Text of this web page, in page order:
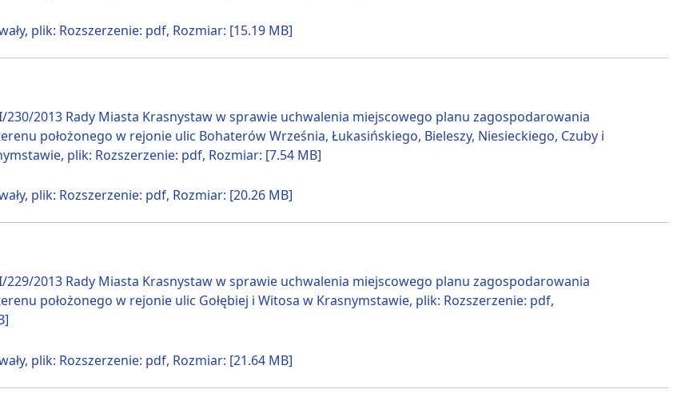
plik: Rozszerzenie: pdf, Rozmiar: [15.19 MB]
230/2013 Rady Miasta Krasnystaw w sprawie uchwalenia miejscowego planu zagospodarowania
położonego w rejonie ulic Bohaterów Września, Łukasińskiego, Bieleszy, Niesieckiego, Czuby i
plik: Rozszerzenie: pdf, Rozmiar: [7.54 MB]
plik: Rozszerzenie: pdf, Rozmiar: [20.26 MB]
229/2013 Rady Miasta Krasnystaw w sprawie uchwalenia miejscowego planu zagospodarowania
położonego w rejonie ulic Gołębiej i Witosa w Krasnymstawie, plik: Rozszerzenie: pdf,
plik: Rozszerzenie: pdf, Rozmiar: [21.64 MB]